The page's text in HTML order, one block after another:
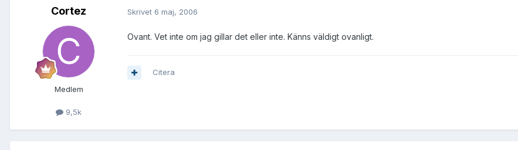
Cortez
Medlem
9,5k
Skrivet 6 maj, 2006
Ovant. Vet inte om jag gillar det eller inte. Känns väldigt ovanligt.
Citera